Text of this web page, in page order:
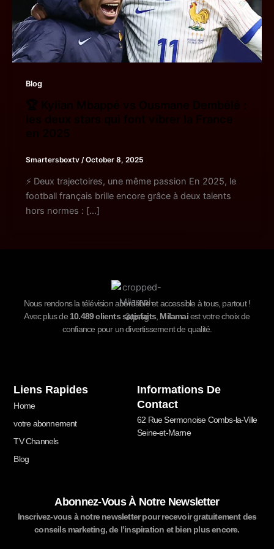
Blog
🏆 Kylian Mbappé vs Ousmane Dembélé :
les deux stars qui font vibrer la France
en 2025
Smartersboxtv /October 8, 2025
⚡ Deux trajectoires, une même passion En 2025, le
football français brille encore grâce à deux talents
hors normes : […]
Nous rendons la télévision abordable et accessible à tous, partout !
Avec plus de10.489clients satisfaits, Milamaiest votre choix de
confiance pour un divertissement de qualité.
Liens Rapides
Home
votre abonnement
TV Channels
Blog
Informations De
Contact
62 Rue Sermonoise Combs-la-Ville
Seine-et-Marne
Abonnez-Vous À Notre Newsletter
Inscrivez-vous à notre newsletter pour recevoir gratuitement des
conseils marketing, de l’inspiration et bien plus encore.